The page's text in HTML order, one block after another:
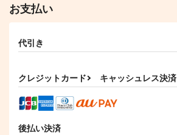
発行物全部セット【ノ
ベルティトートバッグ
つき】
np.
サンプル
作品詳細
629円（税込）
サンプル
お支払い
代引き
クレジットカード キャッシュレス決済
後払い決済